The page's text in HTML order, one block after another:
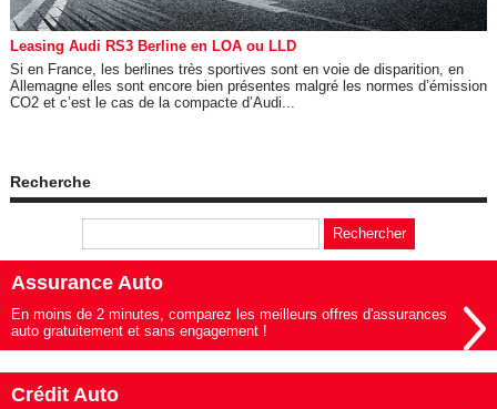
Leasing Audi RS3 Berline en LOA ou LLD
Si en France, les berlines très sportives sont en voie de disparition, en
Allemagne elles sont encore bien présentes malgré les normes d’émission
CO2 et c’est le cas de la compacte d’Audi...
Recherche
Assurance Auto
En moins de 2 minutes, comparez les meilleurs offres d'assurances
auto gratuitement et sans engagement !
Crédit Auto